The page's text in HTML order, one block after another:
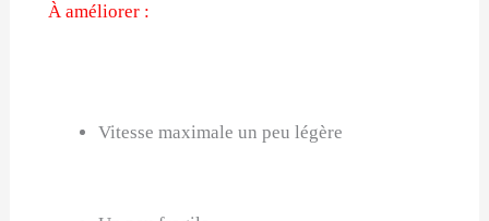
À améliorer :
Vitesse maximale un peu légère